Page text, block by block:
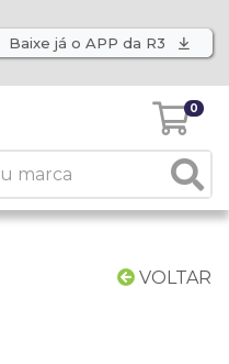
Baixe já o APP da R3
0
VOLTAR